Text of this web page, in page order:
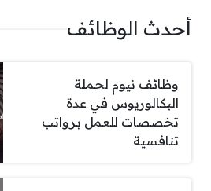
أحدث الوظائف
وظائف نيوم لحملة
البكالوريوس في عدة
تخصصات للعمل برواتب
تنافسية